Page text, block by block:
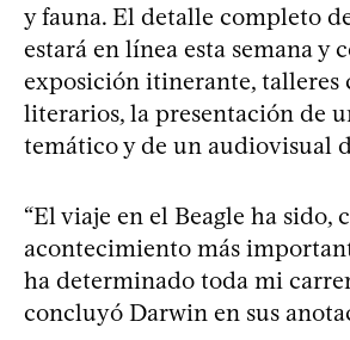
y fauna. El detalle completo
estará en línea esta semana y
exposición itinerante, talleres
literarios, la presentación de
temático y de un audiovisual
“El viaje en el Beagle ha sido,
acontecimiento más
ha determinado toda mi
concluyó Darwin en sus